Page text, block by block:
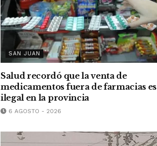
SAN JUAN
Salud recordó que la venta de
medicamentos fuera de farmacias es
ilegal en la provincia
6 AGOSTO - 2026